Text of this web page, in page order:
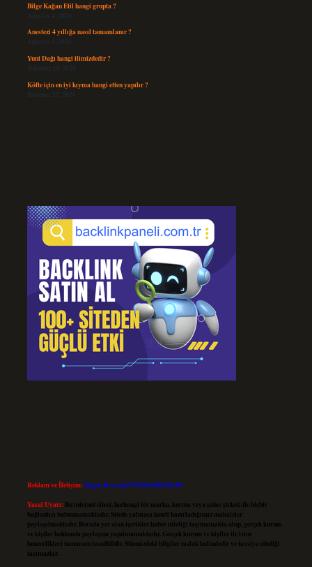
Bilge Kağan Etil hangi grupta ?
Ağustos 4, 2026
Anestezi 4 yıllığa nasıl tamamlanır ?
Ağustos 4, 2026
Yunt Dağı hangi ilimizdedir ?
Temmuz 29, 2026
Köfte için en iyi kıyma hangi etten yapılır ?
Temmuz 27, 2026
Reklam ve İletişim:Skype: live:.cid.575569c608265c69
Yasal Uyarı: Bu internet sitesi, herhangi bir marka, kurum veya şahıs şirketi ile hiçbir
bağlantısı bulunmamaktadır. Sitede yalnızca kendi hazırladığımız makaleler
paylaşılmaktadır. Burada yer alan içerikler haber niteliği taşımamakta olup, gerçek kurum
ve kişiler hakkında paylaşım yapılmamaktadır. Gerçek kurum ve kişiler ile isim
benzerlikleri tamamen tesadüfidir. Sitemizdeki bilgiler taslak halindedir ve tavsiye niteliği
taşımazlar.